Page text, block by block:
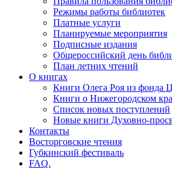
Режимы работы библиотек
Платные услуги
Планируемые мероприятия
Подписные издания
Общероссийский день
План летних чтений
О книгах
Книги Олега Роя из фонда
Книги о Нижегородском
Список новых поступлений
Новые книги Духовно-
Контакты
Восторговские чтения
Губкинский фестиваль
FAQ.